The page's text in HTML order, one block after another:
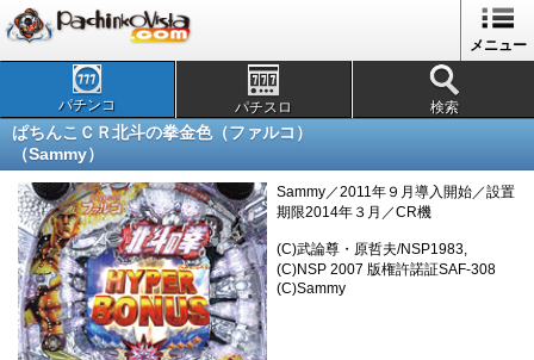
メニュー
パチンコ パチスロ 検索
ぱちんこＣＲ北斗の拳金色（ファルコ）
（Sammy）
Sammy／2011年９月導入開始／設置
期限2014年３月／CR機
(C)武論尊・原哲夫/NSP1983,
(C)NSP 2007 版権許諾証SAF-308
(C)Sammy